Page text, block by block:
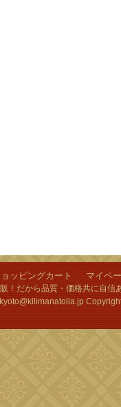
ッピングカート マイペ
！だから品質・価格共に自